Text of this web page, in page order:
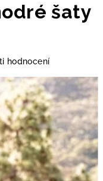
košík
šaty
hodnocení